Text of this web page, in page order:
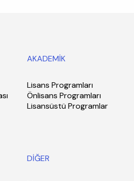
AKADEMİK
Lisans Programları
Önlisans Programları
Lisansüstü Programlar
DİĞER